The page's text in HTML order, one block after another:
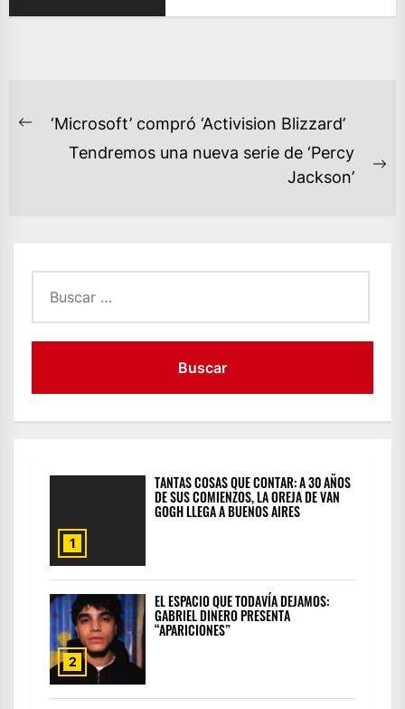
NAVEGACIÓN
Previous
‘Microsoft’ compró ‘Activision Blizzard’
Tendremos una nueva serie de ‘Percy
Jackson’
1
TANTAS COSAS QUE CONTAR: A 30 AÑOS
DE SUS COMIENZOS, LA OREJA DE VAN
GOGH LLEGA A BUENOS AIRES
2
EL ESPACIO QUE TODAVÍA DEJAMOS:
GABRIEL DINERO PRESENTA
“APARICIONES”